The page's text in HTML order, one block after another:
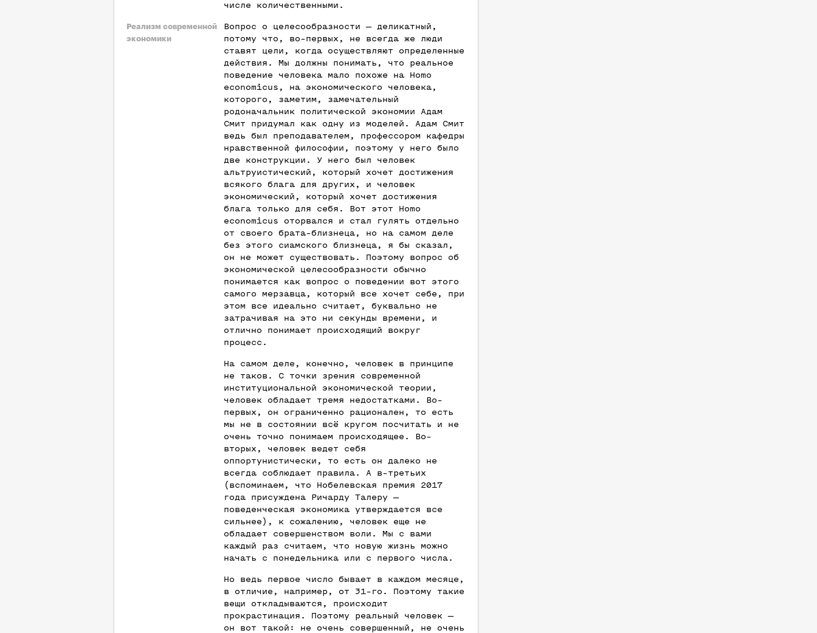
числе количественными.
Реализм современной
экономики
Вопрос о целесообразности — деликатный,
потому что, во-первых, не всегда же люди
ставят цели, когда осуществляют определенные
действия. Мы должны понимать, что реальное
поведение человека мало похоже на Homo
economicus, на экономического человека,
которого, заметим, замечательный
родоначальник политической экономии Адам
Смит придумал как одну из моделей. Адам Смит
ведь был преподавателем, профессором кафедры
нравственной философии, поэтому у него было
две конструкции. У него был человек
альтруистический, который хочет достижения
всякого блага для других, и человек
экономический, который хочет достижения
блага только для себя. Вот этот Homo
economicus оторвался и стал гулять отдельно
от своего брата-близнеца, но на самом деле
без этого сиамского близнеца, я бы сказал,
он не может существовать. Поэтому вопрос об
экономической целесообразности обычно
понимается как вопрос о поведении вот этого
самого мерзавца, который все хочет себе, при
этом все идеально считает, буквально не
затрачивая на это ни секунды времени, и
отлично понимает происходящий вокруг
процесс.
На самом деле, конечно, человек в принципе
не таков. С точки зрения современной
институциональной экономической теории,
человек обладает тремя недостатками. Во-
первых, он ограниченно рационален, то есть
мы не в состоянии всё кругом посчитать и не
очень точно понимаем происходящее. Во-
вторых, человек ведет себя
оппортунистически, то есть он далеко не
всегда соблюдает правила. А в-третьих
(вспоминаем, что Нобелевская премия 2017
года присуждена Ричарду Талеру —
поведенческая экономика утверждается все
сильнее), к сожалению, человек еще не
обладает совершенством воли. Мы с вами
каждый раз считаем, что новую жизнь можно
начать с понедельника или с первого числа.
Но ведь первое число бывает в каждом месяце,
в отличие, например, от 31-го. Поэтому такие
вещи откладываются, происходит
прокрастинация. Поэтому реальный человек —
он вот такой: не очень совершенный, не очень